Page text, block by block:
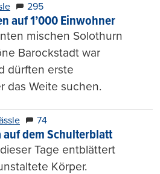
295
auf 1’000 Einwohner
mischen Solothurn
Barockstadt war
dürften erste
das Weite suchen.
74
auf dem Schulterblatt
Tage entblättert
Körper.